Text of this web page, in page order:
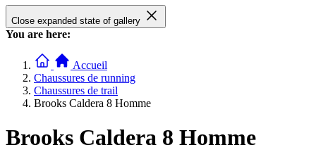
Close expanded state of gallery
You are here:
Accueil
Chaussures de running
Chaussures de trail
Brooks Caldera 8 Homme
Brooks Caldera 8 Homme